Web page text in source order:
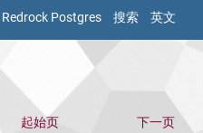
Redrock Postgres 搜索 英文
起始页 下一页